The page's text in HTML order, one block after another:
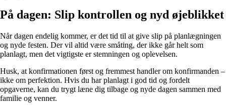
På dagen: Slip kontrollen og nyd øjeblikket
Når dagen endelig kommer, er det tid til at give slip på planlægningen
og nyde festen. Der vil altid være småting, der ikke går helt som
planlagt, men det vigtigste er stemningen og oplevelsen.
Husk, at konfirmationen først og fremmest handler om konfirmanden –
ikke om perfektion. Hvis du har planlagt i god tid og fordelt
opgaverne, kan du trygt læne dig tilbage og nyde dagen sammen med
familie og venner.